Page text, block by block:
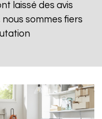
laissé des avis
sommes fiers